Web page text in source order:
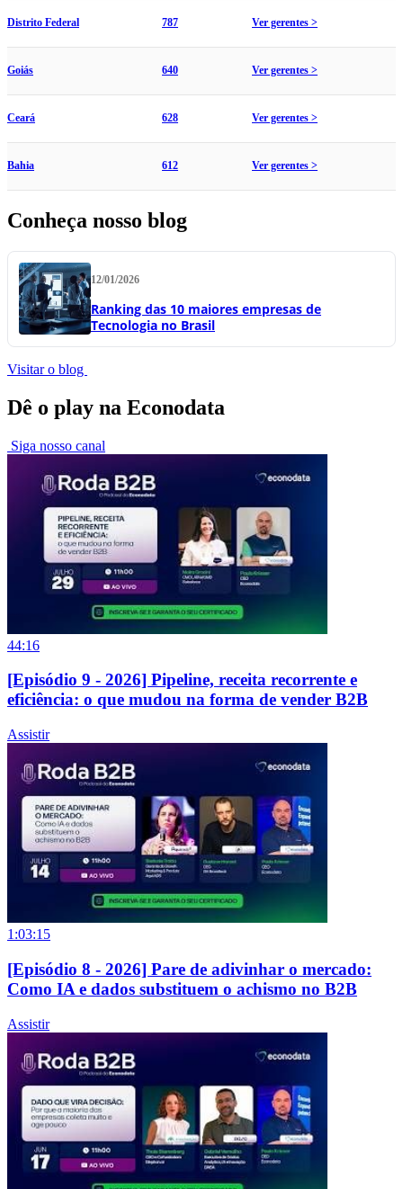
Distrito Federal 787 Ver gerentes >
Goiás 640 Ver gerentes >
Ceará 628 Ver gerentes >
Bahia 612 Ver gerentes >
Conheça nosso blog
12/01/2026
Ranking das 10 maiores empresas de
Tecnologia no Brasil
Visitar o blog
Dê o play na Econodata
Siga nosso canal
44:16
[Episódio 9 - 2026] Pipeline, receita recorrente e
eficiência: o que mudou na forma de vender B2B
Assistir
1:03:15
[Episódio 8 - 2026] Pare de adivinhar o mercado:
Como IA e dados substituem o achismo no B2B
Assistir